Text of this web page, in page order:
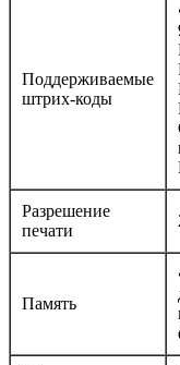
Поддерживаемые
штрих-коды
Разрешение
печати
Память